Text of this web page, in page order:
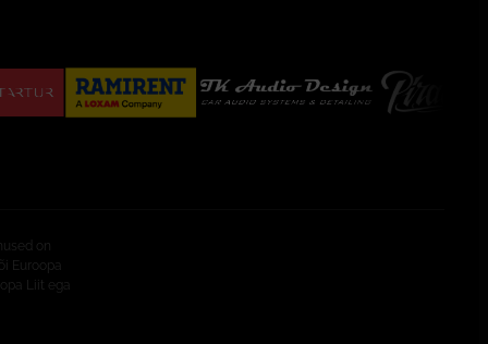
on
Euroopa
Liit ega